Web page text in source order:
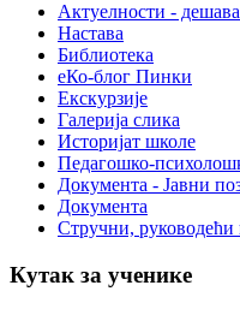
Актуелности -
Настава
Библиотека
еКо-блог Пинки
Екскурзије
Галерија слика
Историјат школе
Педагошко-
Документа - Јавни
Документа
Стручни, руководећи
Кутак за ученике